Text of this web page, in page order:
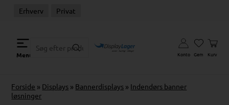
Erhverv Privat
Menu Konto Gem Kurv
Forside » Displays » Bannerdisplays » Indendørs banner
løsninger